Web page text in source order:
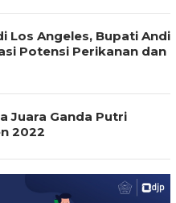
Los Angeles, Bupati Andi
Potensi Perikanan dan
Juara Ganda Putri
2022